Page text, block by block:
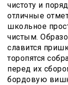
чистоту и
отличные
школьное
чистым.
славится
торопятся
перед их
бордовую